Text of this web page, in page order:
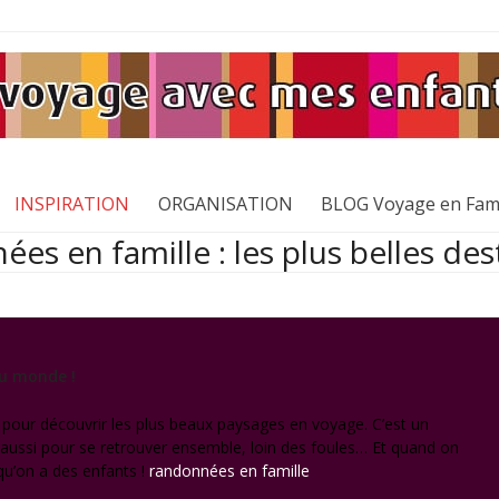
INSPIRATION ORGANISATION BLOG Voyage en
en famille : les plus belles
monde !
découvrir les plus beaux paysages en voyage. C’est un
pour se retrouver ensemble, loin des foules… Et quand on
a des enfants ! randonnées en famille